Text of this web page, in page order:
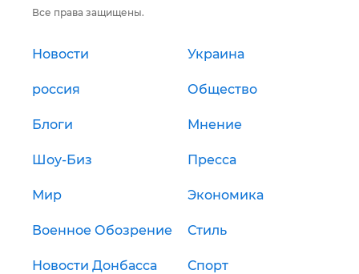
Все права защищены.
Новости Украина
россия Общество
Блоги Мнение
Шоу-Биз Пресса
Мир Экономика
Военное Обозрение Стиль
Новости Донбасса Спорт